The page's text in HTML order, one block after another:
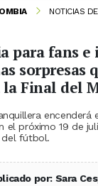
NOTICIAS
para fans
sorpresas
la Final del
encenderá
el próximo 19 de
del fútbol.
por: Sara